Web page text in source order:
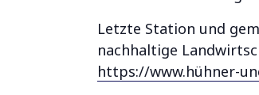
Letzte Station und
nachhaltige
https://www.hühner-